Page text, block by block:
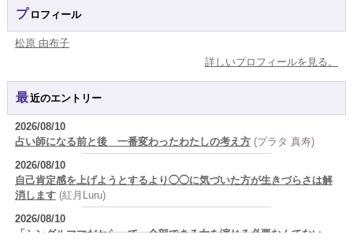
プロフィール
松原 由布子
詳しいプロフィールを見る。
最近のエントリー
2026/08/10
占い師になる前と後 一番変わったわたしの考え方 (プラタ 真寿)
2026/08/10
自己肯定感を上げようとするより◯◯に気づいた方が生きづらさは解
消します (紅月Luru)
2026/08/10
「シングルママだからって、全部できる女を演じる必要なんてない。